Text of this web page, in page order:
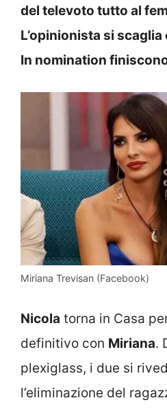
del televoto tutto al
L’opinionista si
In nomination
Miriana Trevisan (Facebook)
Nicola torna in Casa
definitivo con Miriana.
plexiglass, i due si
l’eliminazione del